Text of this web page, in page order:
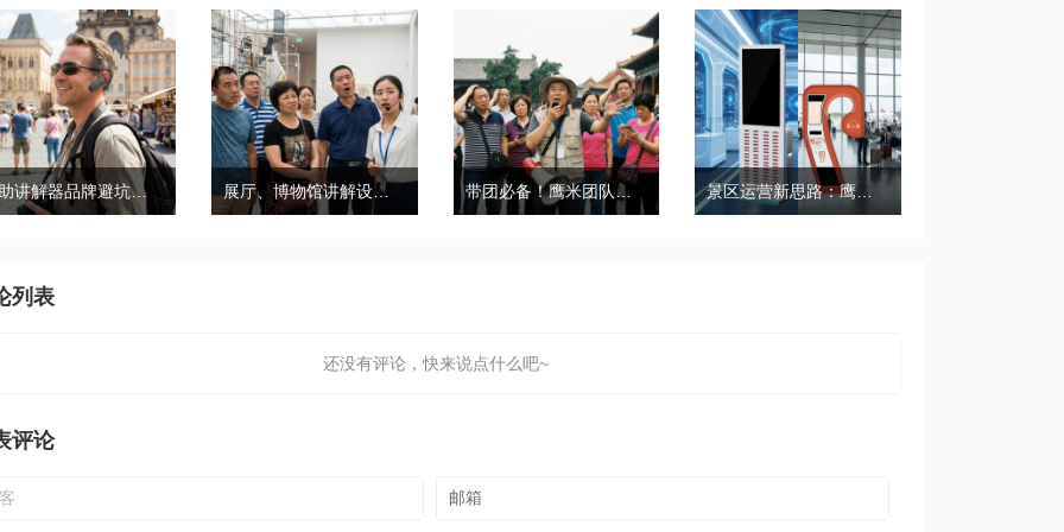
自助讲解器品牌避坑｜鹰米自助讲解器，实测好用不踩雷 展厅、博物馆讲解设备推荐｜分区讲解系统，解决多团队接待核心痛点 带团必备！鹰米团队讲解器，防串音 + 易管理双在线
列表
还没有评论，快来说点什么吧~
评论